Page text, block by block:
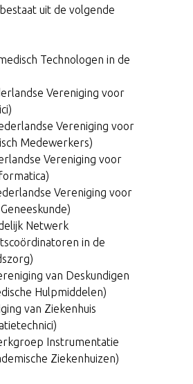
uit de volgende
Technologen in de
Vereniging voor
Vereniging voor
Medewerkers)
Vereniging voor
Vereniging voor
Netwerk
in de
van Deskundigen
Hulpmiddelen)
van Ziekenhuis
Instrumentatie
Ziekenhuizen)